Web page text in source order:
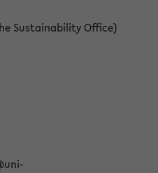
Sustainability Office)